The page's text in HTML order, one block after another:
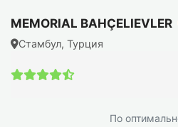
MEMORIAL BAHÇELIEVLER
Стамбул, Турция
По